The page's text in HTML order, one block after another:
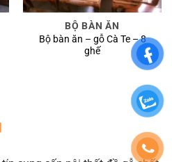
BỘ BÀN ĂN
Bộ bàn ăn – gỗ Cà Te – 8
ghế